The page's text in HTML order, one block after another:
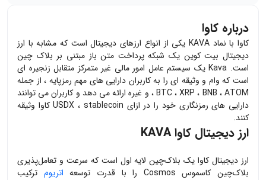
درباره کاوا
کاوا با نماد KAVA یکی از انواع ارزهای دیجیتال است که مشابه با ارز
دیجیتال بیت کوین یک شبکه پرداخت متن باز مبتنی بر بلاک چین
است. Kava یک سیستم عامل امور مالی غیر متمرکز متقابل زنجیره ای
است که وام و وثیقه ای را به کاربران دارایی های مهم رمزپایه ، از جمله
BTC ، XRP ، BNB ، ATOM ، و غیره ارائه می دهد و کاربران می توانند
دارایی های رمزنگاری خود را در ازای USDX ، stablecoin کاوا وثیقه
کنند.
ارز دیجیتال کاوا KAVA
ارز دیجیتال کاوا یک بلاک‌چین لایه اول است که سرعت و تعامل‌پذیری
بلاک‌چین کاسموس Cosmos را با قدرت توسعه
اتریوم ترکیب